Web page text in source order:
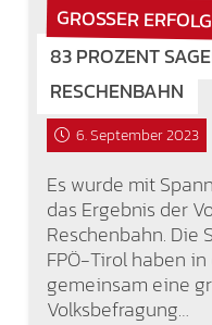
GROSSER
83 PROZENT
RESCHENBAHN
6. September 2023
Es wurde mit
das Ergebnis der
Reschenbahn. Die
FPÖ-Tirol haben
gemeinsam eine
Volksbefragung…